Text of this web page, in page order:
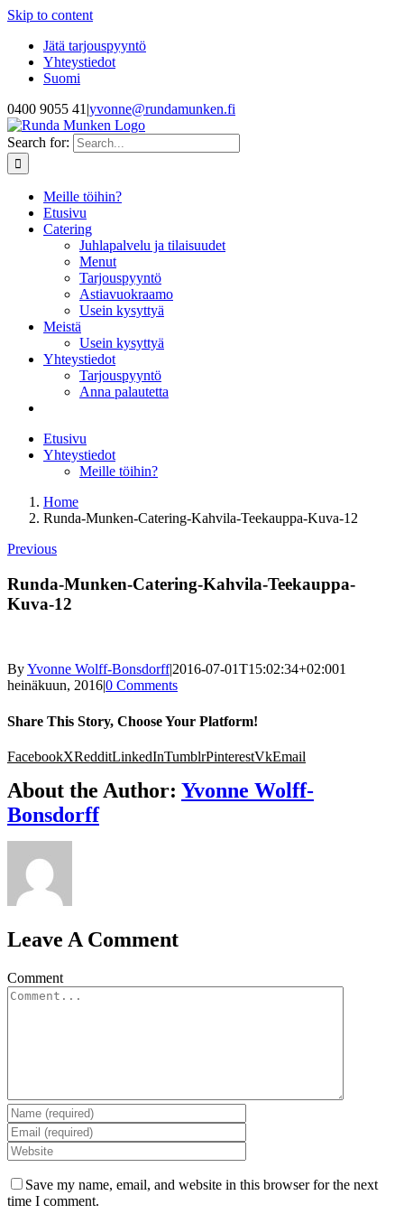
Skip to content
Jätä tarjouspyyntö
Yhteystiedot
Suomi
0400 9055 41 |yvonne@rundamunken.fi
Search for:
Meille töihin?
Etusivu
Catering
Juhlapalvelu ja tilaisuudet
Menut
Tarjouspyyntö
Astiavuokraamo
Usein kysyttyä
Meistä
Usein kysyttyä
Yhteystiedot
Tarjouspyyntö
Anna palautetta
Etusivu
Yhteystiedot
Meille töihin?
Home
Runda-Munken-Catering-Kahvila-Teekauppa-Kuva-12
Previous
Runda-Munken-Catering-Kahvila-Teekauppa-
Kuva-12
ByYvonne Wolff-Bonsdorff|2016-07-01T15:02:34+02:001
heinäkuun, 2016|0 Comments
Share This Story, Choose Your Platform!
FacebookXRedditLinkedInTumblrPinterestVkEmail
About the Author: Yvonne Wolff-
Bonsdorff
Leave A Comment
Comment
Save my name, email, and website in this browser for the next
time I comment.